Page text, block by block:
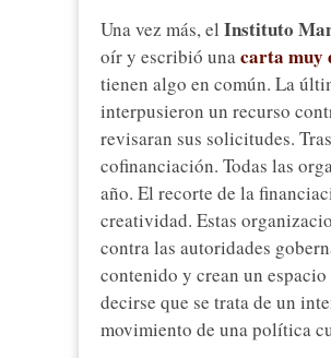
Una vez más, el Instituto
oír y escribió unacarta muy
tienen algo en común. La
interpusieron un recurso
revisaran sus solicitudes.
cofinanciación. Todas las
año. El recorte de la
creatividad. Estas
contra las autoridades
contenido y crean un
decirse que se trata de un
movimiento de una política